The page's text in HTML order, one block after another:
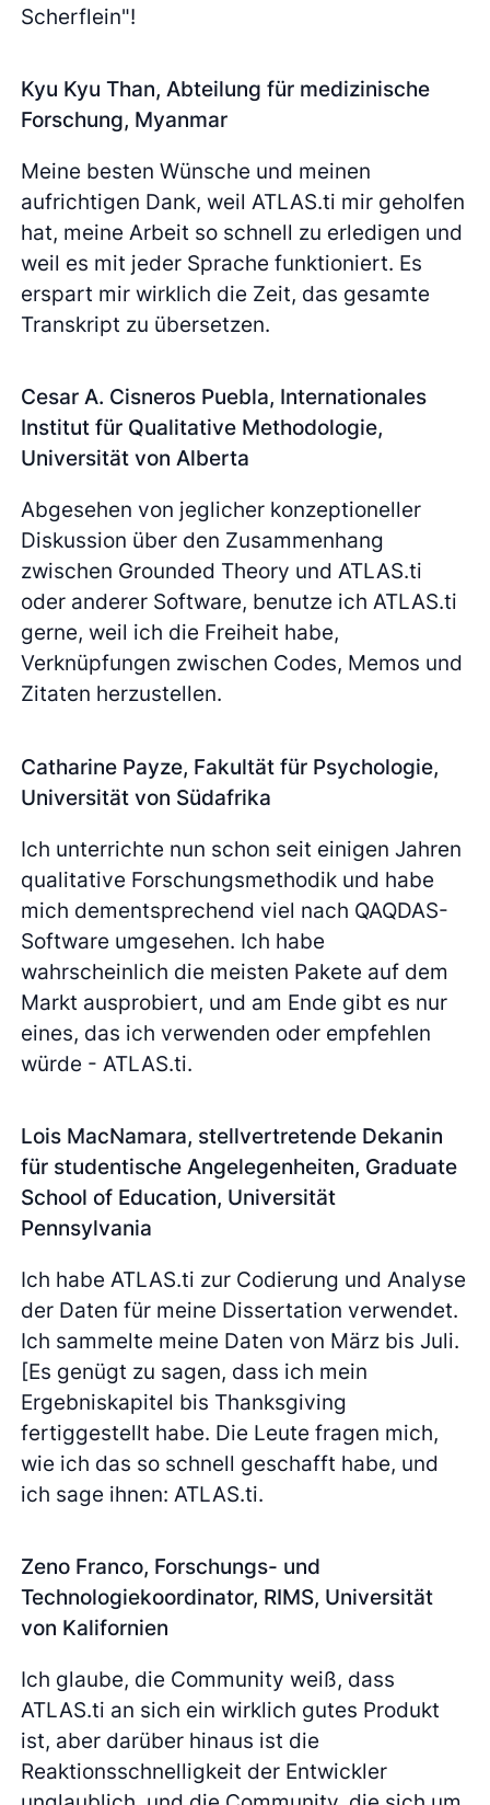
Scherflein"!
Kyu Kyu Than, Abteilung für medizinische
Forschung, Myanmar
Meine besten Wünsche und meinen
aufrichtigen Dank, weil ATLAS.ti mir geholfen
hat, meine Arbeit so schnell zu erledigen und
weil es mit jeder Sprache funktioniert. Es
erspart mir wirklich die Zeit, das gesamte
Transkript zu übersetzen.
Cesar A. Cisneros Puebla, Internationales
Institut für Qualitative Methodologie,
Universität von Alberta
Abgesehen von jeglicher konzeptioneller
Diskussion über den Zusammenhang
zwischen Grounded Theory und ATLAS.ti
oder anderer Software, benutze ich ATLAS.ti
gerne, weil ich die Freiheit habe,
Verknüpfungen zwischen Codes, Memos und
Zitaten herzustellen.
Catharine Payze, Fakultät für Psychologie,
Universität von Südafrika
Ich unterrichte nun schon seit einigen Jahren
qualitative Forschungsmethodik und habe
mich dementsprechend viel nach QAQDAS-
Software umgesehen. Ich habe
wahrscheinlich die meisten Pakete auf dem
Markt ausprobiert, und am Ende gibt es nur
eines, das ich verwenden oder empfehlen
würde - ATLAS.ti.
Lois MacNamara, stellvertretende Dekanin
für studentische Angelegenheiten, Graduate
School of Education, Universität
Pennsylvania
Ich habe ATLAS.ti zur Codierung und Analyse
der Daten für meine Dissertation verwendet.
Ich sammelte meine Daten von März bis Juli.
[Es genügt zu sagen, dass ich mein
Ergebniskapitel bis Thanksgiving
fertiggestellt habe. Die Leute fragen mich,
wie ich das so schnell geschafft habe, und
ich sage ihnen: ATLAS.ti.
Zeno Franco, Forschungs- und
Technologiekoordinator, RIMS, Universität
von Kalifornien
Ich glaube, die Community weiß, dass
ATLAS.ti an sich ein wirklich gutes Produkt
ist, aber darüber hinaus ist die
Reaktionsschnelligkeit der Entwickler